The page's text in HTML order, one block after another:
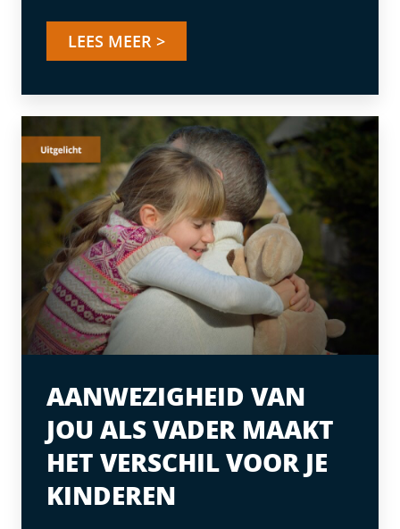
LEES MEER >
AANWEZIGHEID VAN
JOU ALS VADER MAAKT
HET VERSCHIL VOOR JE
KINDEREN